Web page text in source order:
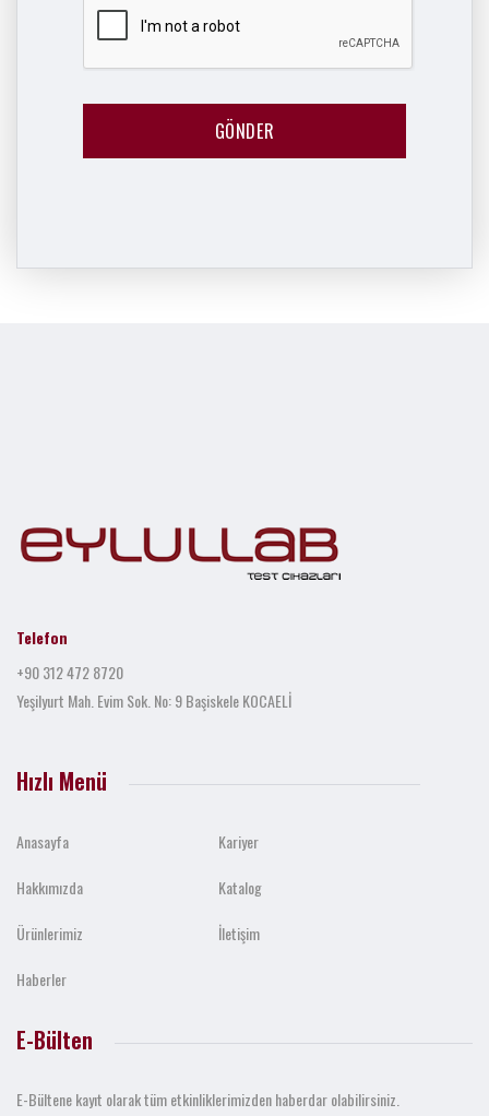
Telefon
+90 312 472 8720
Yeşilyurt Mah. Evim Sok. No: 9 Başiskele KOCAELİ
Hızlı Menü
Anasayfa
Hakkımızda
Ürünlerimiz
Haberler
Kariyer
Katalog
İletişim
E-Bülten
E-Bültene kayıt olarak tüm etkinliklerimizden haberdar olabilirsiniz.